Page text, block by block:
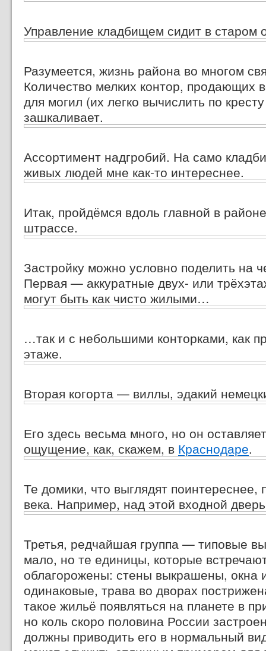
Управление кладбищем сидит в старом
Разумеется, жизнь района во многом
Количество мелких контор, продающих
для могил (их легко вычислить по
зашкаливает.
Ассортимент надгробий. На само
живых людей мне как-то интереснее.
Итак, пройдёмся вдоль главной в
штрассе.
Застройку можно условно поделить на
Первая — аккуратные двух- или
могут быть как чисто жилыми…
…так и с небольшими конторками, как
этаже.
Вторая когорта — виллы, эдакий
Его здесь весьма много, но он
ощущение, как, скажем, в Краснодаре.
Те домики, что выглядят поинтереснее,
века. Например, над этой входной
Третья, редчайшая группа — типовые
мало, но те единицы, которые
облагорожены: стены выкрашены, окна
одинаковые, трава во дворах
такое жильё появляться на планете в
но коль скоро половина России
должны приводить его в нормальный